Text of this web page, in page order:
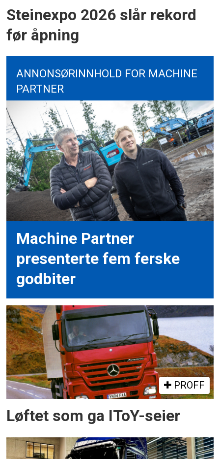
Steinexpo 2026 slår rekord
før åpning
ANNONSØRINNHOLD FOR MACHINE
PARTNER
Machine Partner
presenterte fem ferske
godbiter
PROFF
Løftet som ga IToY-seier